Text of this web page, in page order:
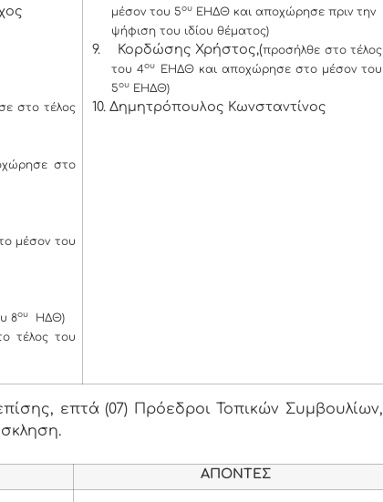
στο τέλος
στο
μέσον του
8ου ΗΔΘ)
τέλος του
μέσον του 5ου ΕΗΔΘ και αποχώρησε πριν την
ψήφιση του ιδίου θέματος)
9. Κορδώσης Χρήστος,(προσήλθε στο τέλος
του 4ου
ΕΗΔΘ και αποχώρησε στο μέσον του
5ου ΕΗΔΘ)
10. Δημητρόπουλος Κωνσταντίνος
επτά (07) Πρόεδροι Τοπικών Συμβουλίων,
ΑΠΟΝΤΕΣ